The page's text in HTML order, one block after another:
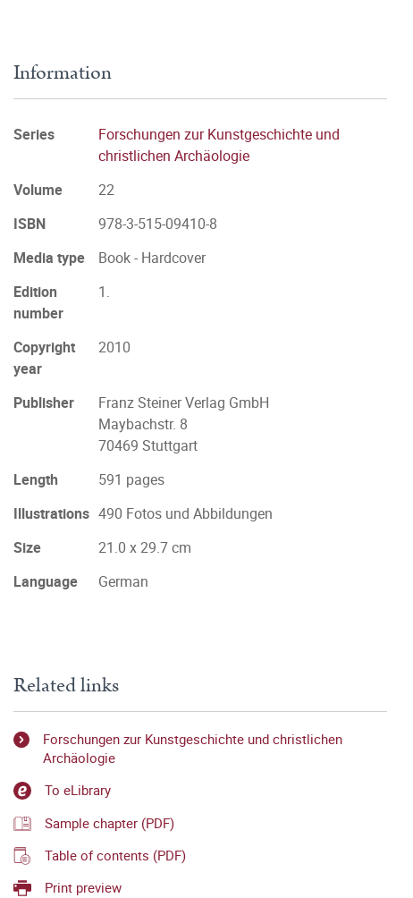
Information
Series
Forschungen zur Kunstgeschichte und
christlichen Archäologie
Volume
22
ISBN
978-3-515-09410-8
Media type
Book - Hardcover
Edition
number
1.
Copyright
year
2010
Publisher
Franz Steiner Verlag GmbH
Maybachstr. 8
70469 Stuttgart
Length
591 pages
Illustrations 490 Fotos und Abbildungen
Size
21.0 x 29.7 cm
Language
German
Related links
Forschungen zur Kunstgeschichte und christlichen
Archäologie
To eLibrary
Sample chapter (PDF)
Table of contents (PDF)
Print preview